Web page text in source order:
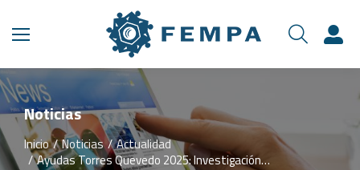
Noticias
Estás aquí:
Inicio Noticias
Actualidad
Ayudas Torres Quevedo 2025: Investigación…